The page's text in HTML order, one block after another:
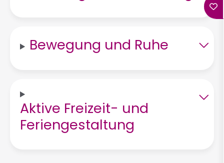
Bewegung und Ruhe
Aktive Freizeit- und
Feriengestaltung